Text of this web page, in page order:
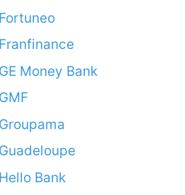
Money Bank
Bank